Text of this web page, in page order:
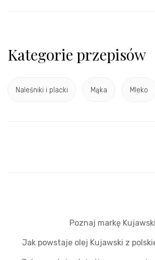
Kategorie przepisów
Naleśniki i placki Mąka Mleko
Poznaj markę Kujawski
Jak powstaje olej Kujawski z